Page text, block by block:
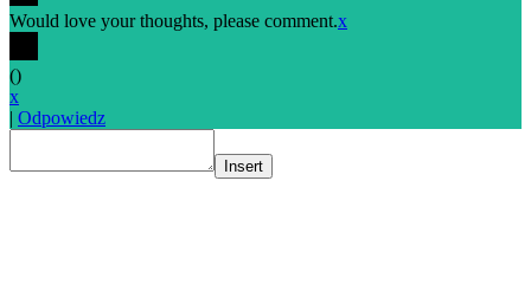
Would love your thoughts, please comment.x
()
x
| Odpowiedz
Insert